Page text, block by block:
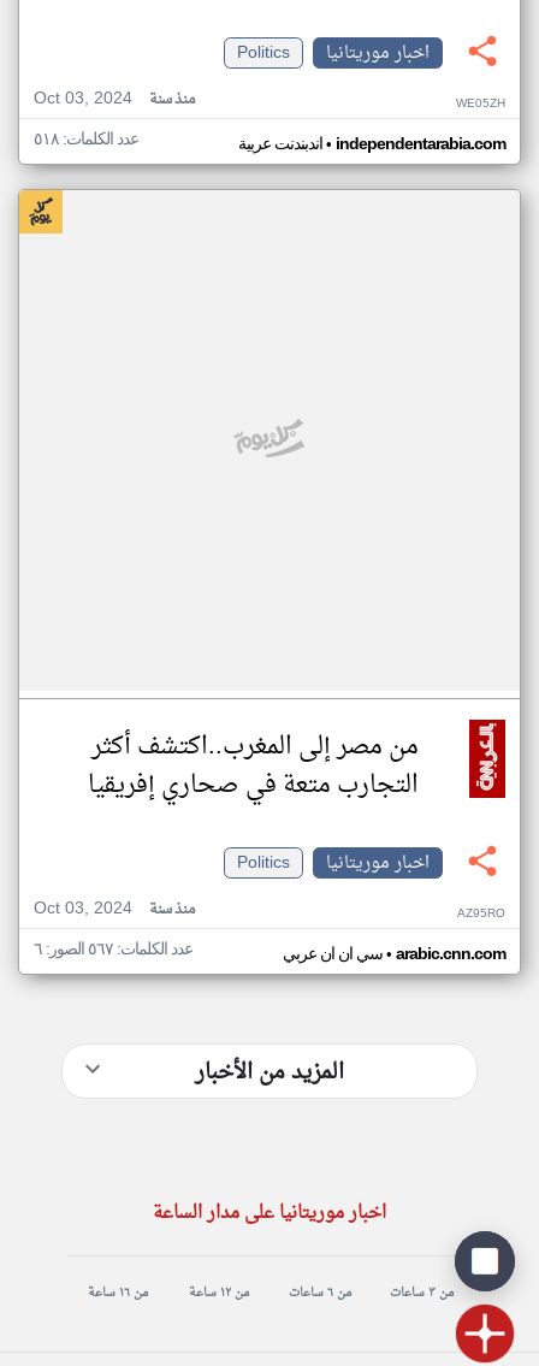
اخبار موريتانيا
Politics
Oct 03, 2024
منذ سنة WE05ZH
اندبندنت عربية• independentarabia.com عدد الكلمات: ٥١٨
من مصر إلى المغرب..اكتشف أكثر
التجارب متعة في صحاري إفريقيا
اخبار موريتانيا
Politics
Oct 03, 2024
منذ سنة AZ95RO
سي ان ان عربي• arabic.cnn.com عدد الكلمات: ٥٦٧ الصور: ٦
المزيد من الأخبار
اخبار موريتانيا على مدار الساعة
من ٣ ساعات من ٦ ساعات من ١٢ ساعة من ١٦ ساعة